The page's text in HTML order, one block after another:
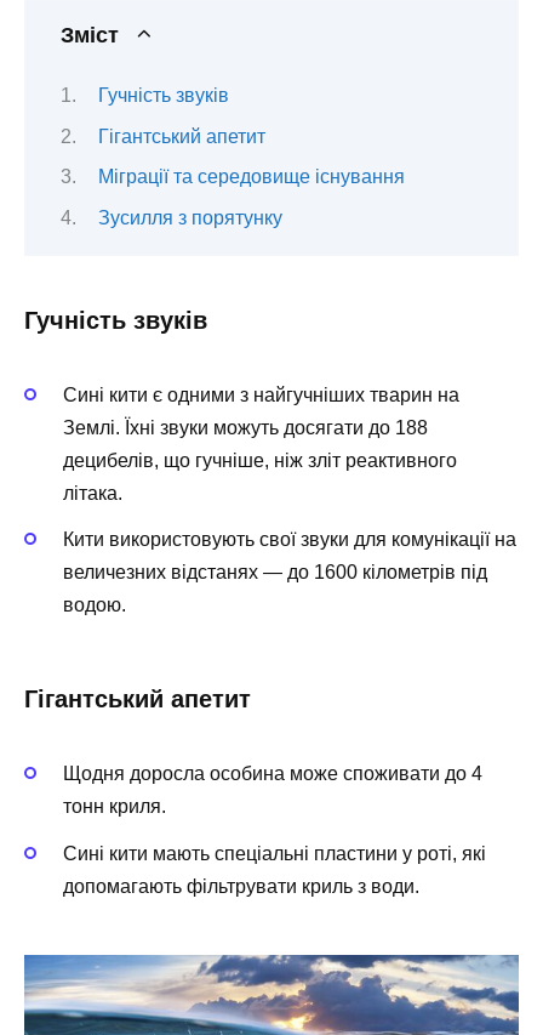
Зміст
Гучність звуків
Гігантський апетит
Міграції та середовище існування
Зусилля з порятунку
Гучність звуків
Сині кити є одними з найгучніших тварин на
Землі. Їхні звуки можуть досягати до 188
децибелів, що гучніше, ніж зліт реактивного
літака.
Кити використовують свої звуки для комунікації на
величезних відстанях — до 1600 кілометрів під
водою.
Гігантський апетит
Щодня доросла особина може споживати до 4
тонн криля.
Сині кити мають спеціальні пластини у роті, які
допомагають фільтрувати криль з води.